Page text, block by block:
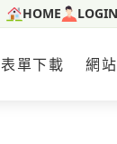
HOME LOGIN
表單下載 網